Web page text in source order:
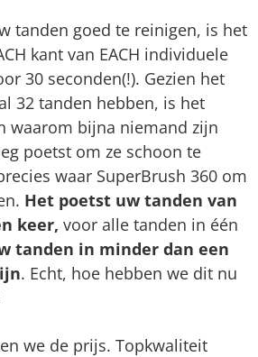
tanden goed te reinigen, is het
kant van EACH individuele
30 seconden(!). Gezien het
32 tanden hebben, is het
waarom bijna niemand zijn
poetst om ze schoon te
waar SuperBrush 360 om
Het poetst uw tanden van
keer, voor alle tanden in één
tanden in minder dan een
. Echt, hoe hebben we dit nu
we de prijs. Topkwaliteit